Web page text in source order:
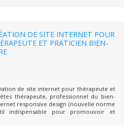
DE SITE INTERNET POUR
ET PRATICIEN BIEN-
de site internet pour thérapeute et
thérapeute, professionnel du bien-
responsive design (nouvelle norme
indispensable pour promouvoir et